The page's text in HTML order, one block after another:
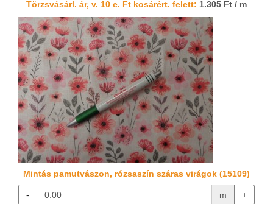
Törzsvásárl. ár, v. 10 e. Ft kosárért. felett: 1.305 Ft / m
Mintás pamutvászon, rózsaszín száras virágok (15109)
- m +